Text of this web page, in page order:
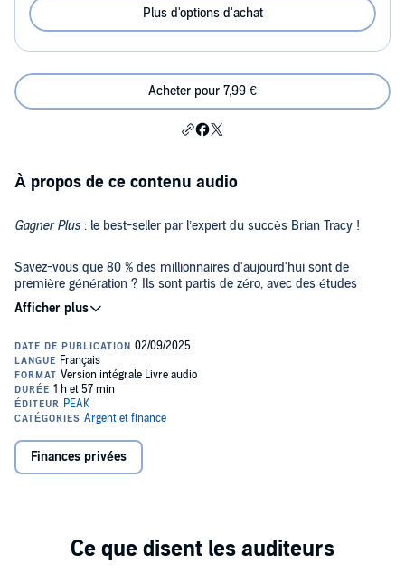
Plus d'options d'achat
Acheter pour 7,99 €
À propos de ce contenu audio
Gagner Plus: le best-seller par l’expert du succès Brian Tracy !
Savez-vous que 80 % des millionnaires d'aujourd'hui sont de
première génération ? Ils sont partis de zéro, avec des études
ordinaires, parfois très limitées, et ont réussi à bâtir des fortunes
extraordinaires. La différence ? Ils ont développé des habitudes
des gens ordinaires.
Ce livre audio est basé sur l'interview de milliers de millionnaires et
l'analyse des 1 845 milliardaires recensés dans le monde. Brian
Tracy vous livre les méthodes exactes utilisées par les plus grandes
fortunes, de Warren Buffett à Bill Gates, en passant par les
entrepreneurs qui ont bâti leur empire à partir de rien.
Chaque chapitre est enrichi d'études de cas réels, de statistiques
saisissantes et d'exercices pratiques conçus pour vous aider à
Au fil de votre écoute, vous découvrirez :
• Les 10 habitudes fondamentales qui distinguent les millionnaires
Finances privées